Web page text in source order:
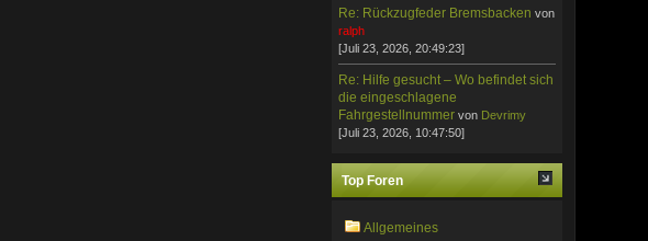
Re: Rückzugfeder Bremsbacken von
ralph
[Juli 23, 2026, 20:49:23]
Re: Hilfe gesucht – Wo befindet sich
die eingeschlagene
Fahrgestellnummer von Devrimy
[Juli 23, 2026, 10:47:50]
Top Foren
Allgemeines